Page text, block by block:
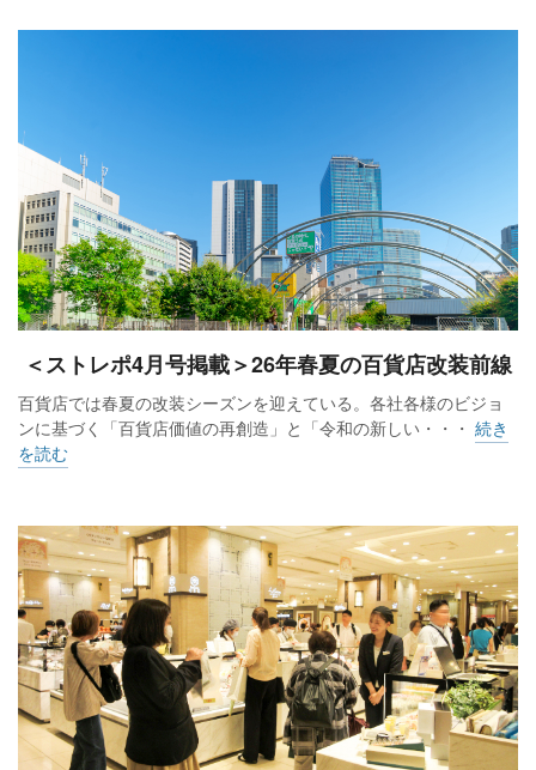
＜ストレポ4月号掲載＞26年春夏の百貨店改装前線
百貨店では春夏の改装シーズンを迎えている。各社各様のビジョ
ンに基づく「百貨店価値の再創造」と「令和の新しい・・・ 続き
を読む